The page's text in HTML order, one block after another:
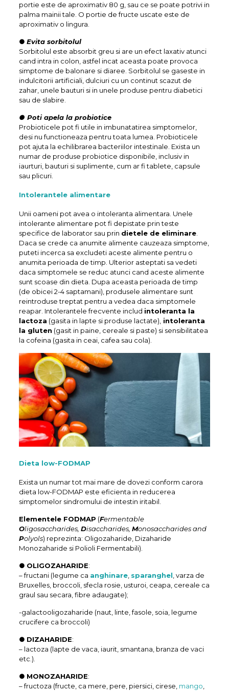
portie este de aproximativ 80 g, sau ce se poate potrivi in
palma mainii tale. O portie de fructe uscate este de
aproximativ o lingura.
● Evita sorbitolul
Sorbitolul este absorbit greu si are un efect laxativ atunci
cand intra in colon, astfel incat aceasta poate provoca
simptome de balonare si diaree. Sorbitolul se gaseste in
indulcitorii artificiali, dulciuri cu un continut scazut de
zahar, unele bauturi si in unele produse pentru diabetici
sau de slabire.
● Poti apela la probiotice
Probioticele pot fi utile in imbunatatirea simptomelor,
desi nu functioneaza pentru toata lumea. Probioticele
pot ajuta la echilibrarea bacteriilor intestinale. Exista un
numar de produse probiotice disponibile, inclusiv in
iaurturi, bauturi si suplimente, cum ar fi tablete, capsule
sau plicuri.
Intolerantele alimentare
Unii oameni pot avea o intoleranta alimentara. Unele
intolerante alimentare pot fi depistate prin teste
specifice de laborator sau prin dietele de eliminare.
Daca se crede ca anumite alimente cauzeaza simptome,
puteti incerca sa excludeti aceste alimente pentru o
anumita perioada de timp. Ulterior asteptati sa vedeti
daca simptomele se reduc atunci cand aceste alimente
sunt scoase din dieta. Dupa aceasta perioada de timp
(de obicei 2-4 saptamani), produsele alimentare sunt
reintroduse treptat pentru a vedea daca simptomele
reapar. Intolerantele frecvente includ intoleranta la
lactoza (gasita in lapte si produse lactate),intoleranta
la gluten (gasit in paine, cereale si paste) si sensibilitatea
la cofeina (gasita in ceai, cafea sau cola).
Dieta low-FODMAP
Exista un numar tot mai mare de dovezi conform carora
dieta low-FODMAP este eficienta in reducerea
simptomelor sindromului de intestin iritabil.
Elementele FODMAP (Fermentable
Oligosaccharides, Disaccharides, Monosaccharides and
Polyols) reprezinta: Oligozaharide, Dizaharide
Monozaharide si Polioli Fermentabili).
● OLIGOZAHARIDE:
– fructani (legume ca anghinare, sparanghel, varza de
Bruxelles, broccoli, sfecla rosie, usturoi, ceapa, cereale ca
graul sau secara, fibre adaugate);
-galactooligozaharide (naut, linte, fasole, soia, legume
crucifere ca broccoli)
● DIZAHARIDE:
– lactoza (lapte de vaca, iaurit, smantana, branza de vaci
etc.).
● MONOZAHARIDE:
– fructoza (fructe, ca mere, pere, piersici, cirese, mango,